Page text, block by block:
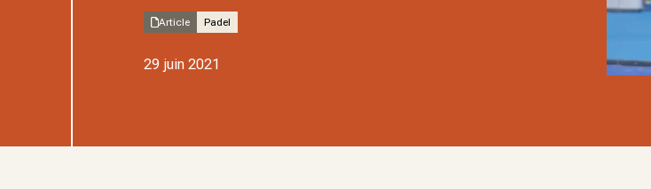
Article Padel
29 juin 2021